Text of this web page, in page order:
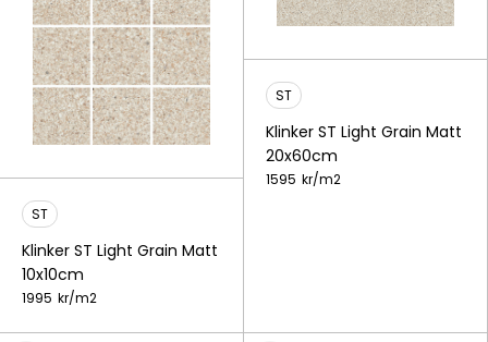
ST
Klinker ST Light Grain Matt
10x10cm
1995 kr/m2
ST
Klinker ST Light Grain Matt
20x60cm
1595 kr/m2